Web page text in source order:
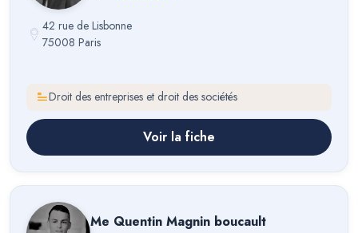
42 rue de Lisbonne
75008 Paris
Droit des entreprises et droit des sociétés
Voir la fiche
Me Quentin Magnin boucault